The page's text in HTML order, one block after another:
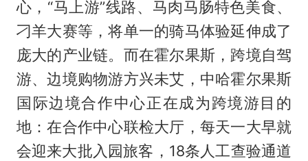
心，“马上游”线路、马肉马肠特色美食、
刁羊大赛等，将单一的骑马体验延伸成了
庞大的产业链。而在霍尔果斯，跨境自驾
游、边境购物游方兴未艾，中哈霍尔果斯
国际边境合作中心正在成为跨境游目的
地：在合作中心联检大厅，每天一大早就
会迎来大批入园旅客，18条人工查验通道